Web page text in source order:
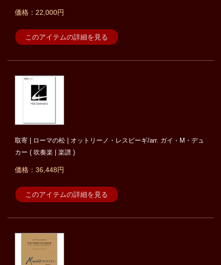
価格：22,000円
このアイテムの詳細を見る
取寄 | ローマの松 | オットリーノ・レスピーギ/arr. ガイ・M・デュ
カー ( 吹奏楽 | 楽譜 )
価格：36,448円
このアイテムの詳細を見る